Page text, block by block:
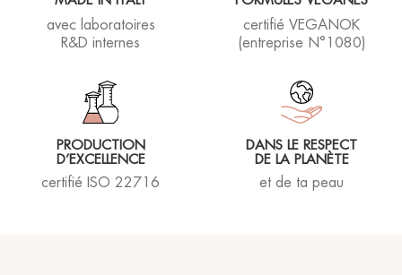
avec laboratoires
R&D internes
certifié VEGANOK
(entreprise N°1080)
PRODUCTION
D’EXCELLENCE
certifié ISO 22716
DANS LE RESPECT
DE LA PLANÈTE
et de ta peau